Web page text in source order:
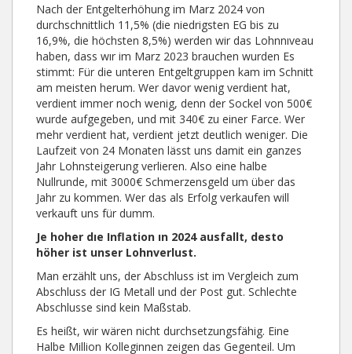
Nach der Entgelterhöhung im Marz 2024 von
durchschnittlich 11,5% (die niedrigsten EG bis zu
16,9%, die höchsten 8,5%) werden wir das Lohnnıveau
haben, dass wır im Marz 2023 brauchen wurden Es
stimmt: Für die unteren Entgeltgruppen kam im Schnitt
am meisten herum. Wer davor wenig verdient hat,
verdient immer noch wenig, denn der Sockel von 500€
wurde aufgegeben, und mit 340€ zu einer Farce. Wer
mehr verdient hat, verdient jetzt deutlich weniger. Die
Laufzeit von 24 Monaten lässt uns damit ein ganzes
Jahr Lohnsteigerung verlieren. Also eine halbe
Nullrunde, mit 3000€ Schmerzensgeld um über das
Jahr zu kommen. Wer das als Erfolg verkaufen will
verkauft uns für dumm.
Je hoher dıe Inflation ın 2024 ausfallt, desto
höher ist unser Lohnverlust.
Man erzählt uns, der Abschluss ist im Vergleich zum
Abschluss der IG Metall und der Post gut. Schlechte
Abschlusse sind kein Maßstab.
Es heißt, wir wären nicht durchsetzungsfähig. Eine
Halbe Million Kolleginnen zeigen das Gegenteil. Um